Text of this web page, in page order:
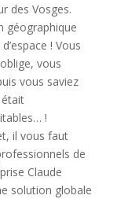
des Vosges.
géographique
! Vous
vous
vous saviez
!
il vous faut
de
Claude
solution globale